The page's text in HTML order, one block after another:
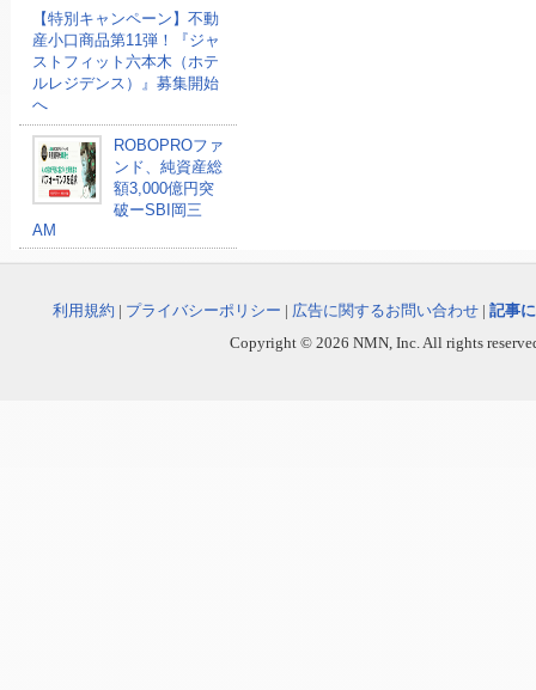
【特別キャンペーン】不動
産小口商品第11弾！『ジャ
ストフィット六本木（ホテ
ルレジデンス）』募集開始
へ
ROBOPROファ
ンド、純資産総
額3,000億円突
破ーSBI岡三
AM
利用規約 | プライバシーポリシー | 広告に関するお問い合わせ | 記事
Copyright © 2026 NMN, Inc. All rights